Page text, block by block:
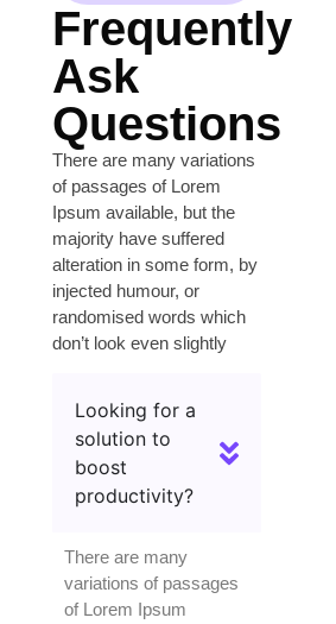
Frequently
Ask
Questions
There are many variations
of passages of Lorem
Ipsum available, but the
majority have suffered
alteration in some form, by
injected humour, or
randomised words which
don’t look even slightly
Looking for a
solution to
boost
productivity?
There are many
variations of passages
of Lorem Ipsum